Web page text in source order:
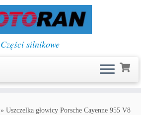
Części silnikowe
» Uszczelka głowicy Porsche Cayenne 955 V8